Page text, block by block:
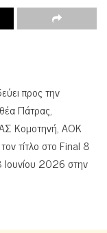
προς την
Πάτρας,
Κομοτηνή, ΑΟΚ
τίτλο στο Final 8
2026 στην